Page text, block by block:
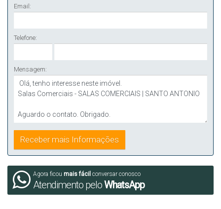
Email:
Telefone:
Mensagem:
Agora ficou mais fácil conversar conosco
Atendimento peloWhatsApp